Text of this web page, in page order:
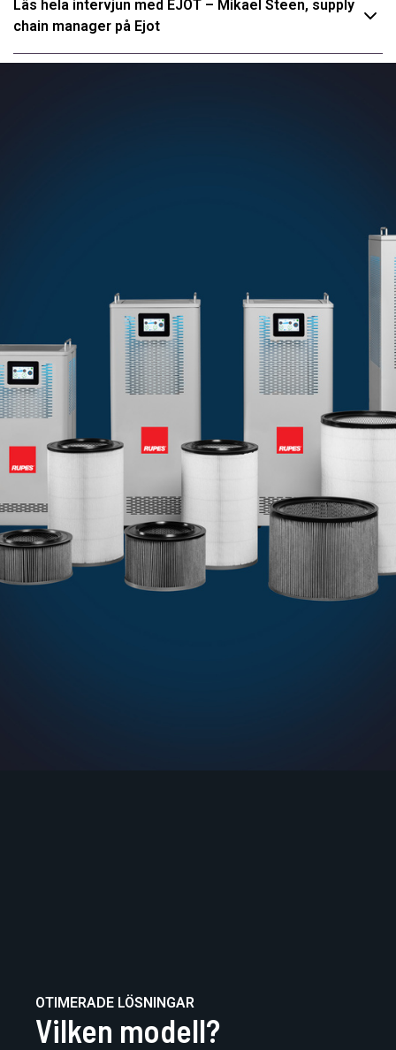
Läs hela intervjun med EJOT – Mikael Steen, supply
chain manager på Ejot
OTIMERADE LÖSNINGAR
Vilken modell?